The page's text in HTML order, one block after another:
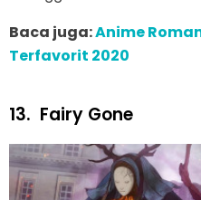
Baca juga:Anime
Terfavorit 2020
13. Fairy Gone